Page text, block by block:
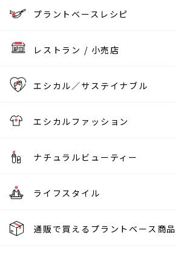
プラントベースレシピ
レストラン / 小売店
エシカル／サステイナブル
エシカルファッション
ナチュラルビューティー
ライフスタイル
通販で買えるプラントベース商品